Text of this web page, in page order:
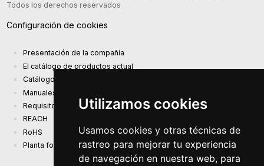
Utilizamos cookies
Usamos cookies y otras técnicas de
rastreo para mejorar tu experiencia
de navegación en nuestra web, para
Todos los derechos reservados
Configuración de cookies
Presentación de la compañía
El catálogo de productos actual
Catálogo de presentación
Manuales
Requisitos de diseño ecológico (EU) 2019/1782
REACH
RoHS
Planta fotovoltaica